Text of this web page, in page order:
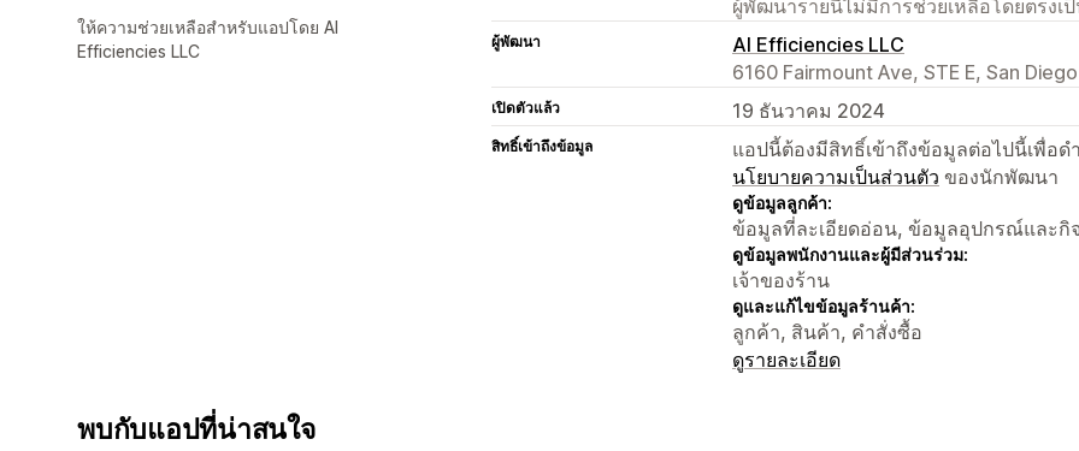
ให้ความช่วยเหลือสำหรับแอปโดย AI
Efficiencies LLC
ผู้พัฒนารายนี้ไม่มีการช่วยเหลือโดยตรงเ
ผู้พัฒนา
AI Efficiencies LLC
6160 Fairmount Ave, STE E, San
เปิดตัวแล้ว 19 ธันวาคม 2024
สิทธิ์เข้าถึงข้อมูล
แอปนี้ต้องมีสิทธิ์เข้าถึงข้อมูลต่อไปนี้เพื่อ
นโยบายความเป็นส่วนตัว ของนักพัฒนา
ดูข้อมูลลูกค้า:
ข้อมูลที่ละเอียดอ่อน, ข้อมูลอุปกรณ์และกิ
ดูข้อมูลพนักงานและผู้มีส่วนร่วม:
เจ้าของร้าน
ดูและแก้ไขข้อมูลร้านค้า:
ลูกค้า, สินค้า, คำสั่งซื้อ
ดูรายละเอียด
พบกับแอปที่น่าสนใจ